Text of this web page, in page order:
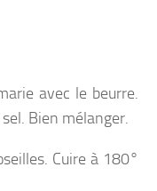
avec le beurre.
Bien mélanger.
Cuire à 180°